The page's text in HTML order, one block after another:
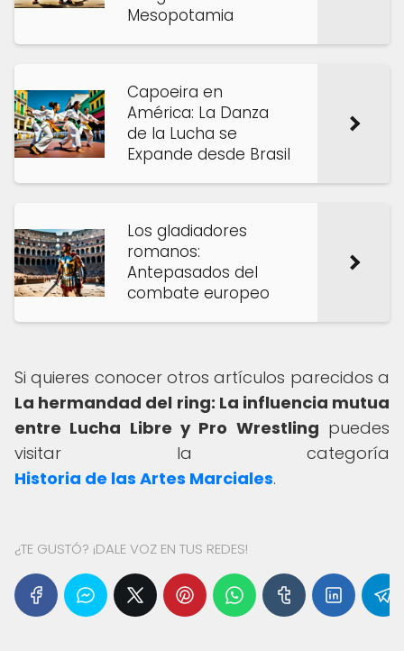
Mesopotamia
Capoeira en
América: La Danza
de la Lucha se
Expande desde Brasil
Los gladiadores
romanos:
Antepasados del
combate europeo
Si quieres conocer otros artículos parecidos a
La hermandad del ring: La influencia mutua
entre Lucha Libre y Pro Wrestling puedes
visitar la categoría
Historia de las Artes Marciales.
¿TE GUSTÓ? ¡DALE VOZ EN TUS REDES!